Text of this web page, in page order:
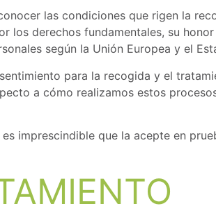
las condiciones que rigen la
los derechos fundamentales, su
según la Unión Europea y el
para la recogida y el
a cómo realizamos estos
imprescindible que la acepte en